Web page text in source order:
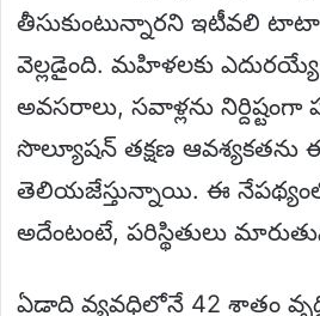
తీసుకుంటున్నారని ఇటీవలి
వెల్లడైంది. మహిళలకు ఎదురయ్యే
అవసరాలు, సవాళ్లను నిర్దిష్టంగా
సొల్యూషన్ తక్షణ ఆవశ్యకతను
తెలియజేస్తున్నాయి. ఈ
అదేంటంటే, పరిస్థితులు
ఏడాది వ్యవధిలోనే 42 శాతం